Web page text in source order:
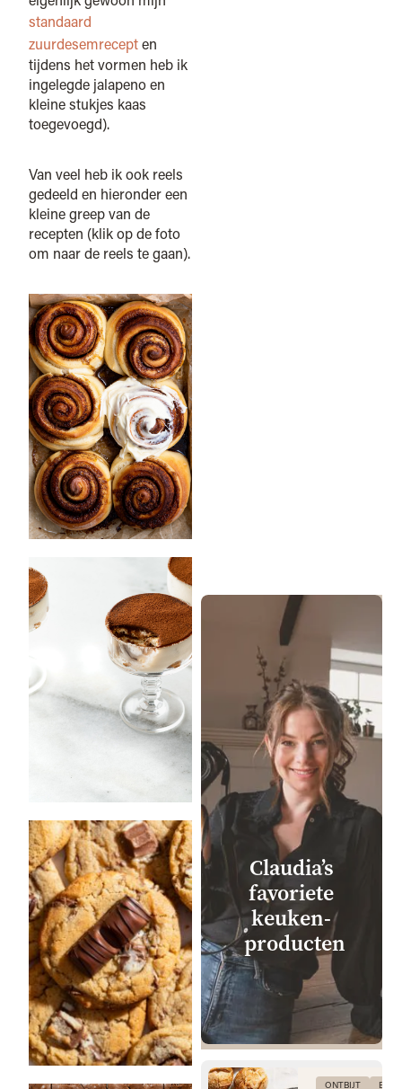
standaard
zuurdesemrecepten
tijdens het vormen heb ik
ingelegde jalapeno en
kleine stukjes kaas
toegevoegd).
Van veel heb ik ook reels
gedeeld en hieronder een
kleine greep van de
recepten (klik op de foto
om naar de reels te gaan).
Claudia’s
favoriete
keuken­
producten
ONTBIJT